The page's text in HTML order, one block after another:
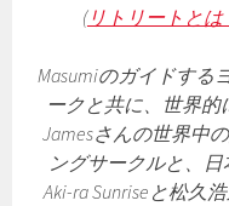
(リトリートと
Masumiのガイドする
ークと共に、世界的
Jamesさんの世界中
ングサークルと、
Aki-ra Sunriseと松久